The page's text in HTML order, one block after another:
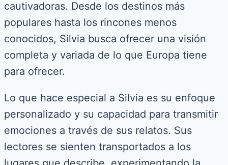
cautivadoras. Desde los destinos más
populares hasta los rincones menos
conocidos, Silvia busca ofrecer una visión
completa y variada de lo que Europa tiene
para ofrecer.
Lo que hace especial a Silvia es su enfoque
personalizado y su capacidad para transmitir
emociones a través de sus relatos. Sus
lectores se sienten transportados a los